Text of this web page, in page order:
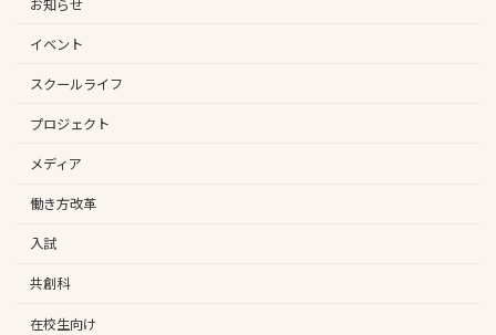
イベント
スクールライフ
プロジェクト
メディア
働き方改革
入試
共創科
在校生向け